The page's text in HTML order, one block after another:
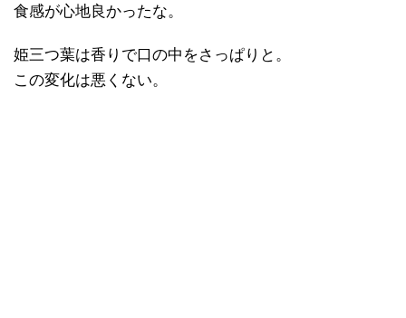
食感が心地良かったな。
姫三つ葉は香りで口の中をさっぱりと。
この変化は悪くない。